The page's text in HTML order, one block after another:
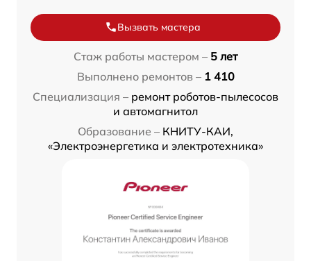
Вызвать мастера
Стаж работы мастером – 5 лет
Выполнено ремонтов – 1 410
Специализация – ремонт роботов-пылесосов
и автомагнитол
Образование – КНИТУ-КАИ,
«Электроэнергетика и электротехника»